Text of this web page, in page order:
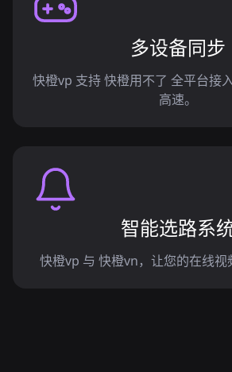
多设备同步
快橙vp 支持 快橙用不了 全平台接
高速。
智能选路系
快橙vp 与 快橙vn，让您的在线视